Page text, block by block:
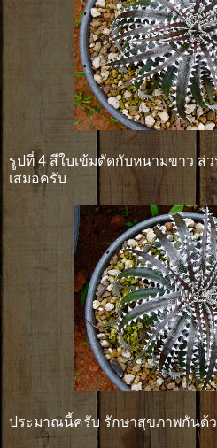
รูปที่ 4 สีใบเข้มตัดกับหนามขาว ส่
เสมอครับ
ประมาณนี้ครับ รักษาสุขภาพกันด้